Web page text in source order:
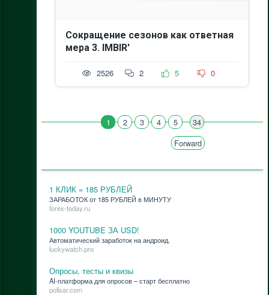
Сокращение сезонов как ответная
мера 3. IMBIR'
2526 2 5 0
1 2 3 4 5
34
Forward
1 КЛИК = 185 РУБЛЕЙ
ЗАРАБОТОК от 185 РУБЛЕЙ в МИНУТУ
forex-today.ru
1000 YOUTUBE ЗА USD!
Ав­то­ма­ти­че­ский за­ра­бо­ток на ан­дро­ид.
luckywatch.pro
Опросы, тесты и квизы
AI-плат­фор­ма для опро­сов – старт бес­плат­но
pollsar.com